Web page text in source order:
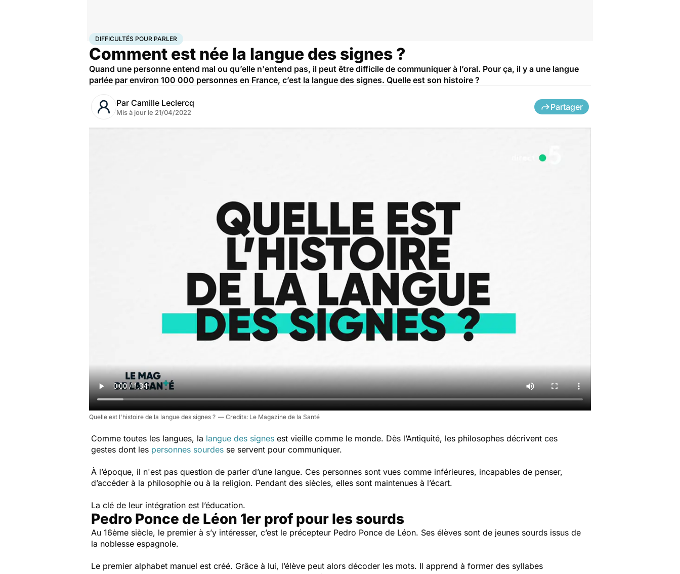
AccueilSantéDifficultés pour parler
DIFFICULTÉS POUR PARLER
Comment est née la langue des signes ?
Quand une personne entend mal ou qu’elle n'entend pas, il peut être difficile de communiquer à l’oral. Pour ça, il y a une langue
parlée par environ 100 000 personnes en France, c’est la langue des signes. Quelle est son histoire ?
Par Camille Leclercq
Mis à jour le 21/04/2022
Partager
Quelle est l'histoire de la langue des signes ? Le Magazine de la Santé
Comme toutes les langues, la langue des signes est vieille comme le monde. Dès l’Antiquité, les philosophes décrivent ces
gestes dont les personnes sourdes se servent pour communiquer.
À l’époque, il n'est pas question de parler d’une langue. Ces personnes sont vues comme inférieures, incapables de penser,
d’accéder à la philosophie ou à la religion. Pendant des siècles, elles sont maintenues à l’écart.
La clé de leur intégration est l’éducation.
Pedro Ponce de Léon 1er prof pour les sourds
Au 16ème siècle, le premier à s’y intéresser, c’est le précepteur Pedro Ponce de Léon. Ses élèves sont de jeunes sourds issus de
la noblesse espagnole.
Le premier alphabet manuel est créé. Grâce à lui, l’élève peut alors décoder les mots. Il apprend à former des syllabes